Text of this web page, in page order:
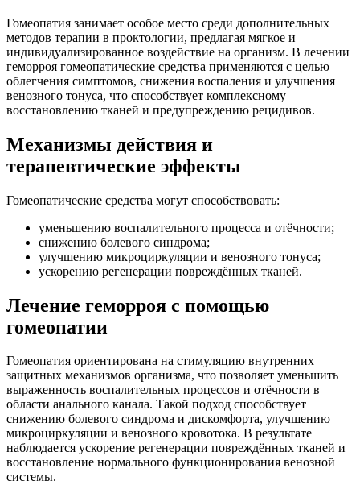
Гомеопатия занимает особое место среди дополнительных
методов терапии в проктологии, предлагая мягкое и
индивидуализированное воздействие на организм. В лечении
геморроя гомеопатические средства применяются с целью
облегчения симптомов, снижения воспаления и улучшения
венозного тонуса, что способствует комплексному
восстановлению тканей и предупреждению рецидивов.
Механизмы действия и
терапевтические эффекты
Гомеопатические средства могут способствовать:
уменьшению воспалительного процесса и отёчности;
снижению болевого синдрома;
улучшению микроциркуляции и венозного тонуса;
ускорению регенерации повреждённых тканей.
Лечение геморроя с помощью
гомеопатии
Гомеопатия ориентирована на стимуляцию внутренних
защитных механизмов организма, что позволяет уменьшить
выраженность воспалительных процессов и отёчности в
области анального канала. Такой подход способствует
снижению болевого синдрома и дискомфорта, улучшению
микроциркуляции и венозного кровотока. В результате
наблюдается ускорение регенерации повреждённых тканей и
восстановление нормального функционирования венозной
системы.